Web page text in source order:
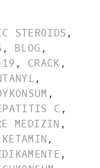
STEROIDS ,
, BLOG ,
, CRACK ,
,
,
C ,
MEDIZIN ,
KETAMIN ,
,